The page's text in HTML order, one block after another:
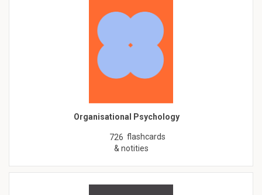
Organisational Psychology
726 flashcards
& notities